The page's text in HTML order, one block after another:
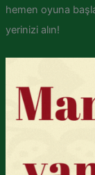
hemen oyuna
yerinizi alın!